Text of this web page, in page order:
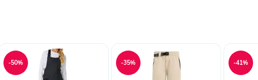
-50% -35% -41%